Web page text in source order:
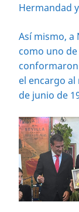
Hermandad
Así mismo, a
como uno
conformaron
el encargo
de junio de